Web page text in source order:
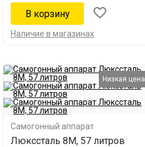
Наличие в магазинах
Низкая цена
Самогонный аппарат
Люкссталь 8М, 57 литров